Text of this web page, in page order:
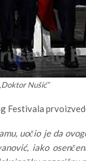
Nušić“
Festivala
uočio je da
iako